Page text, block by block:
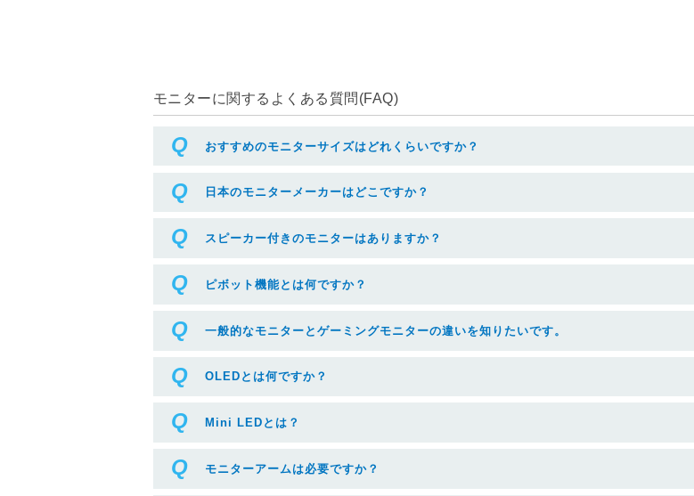
モニターに関するよくある質問(FAQ)
おすすめのモニターサイズはどれくらいですか？
日本のモニターメーカーはどこですか？
スピーカー付きのモニターはありますか？
ピボット機能とは何ですか？
一般的なモニターとゲーミングモニターの違いを知りたいです。
OLEDとは何ですか？
Mini LEDとは？
モニターアームは必要ですか？